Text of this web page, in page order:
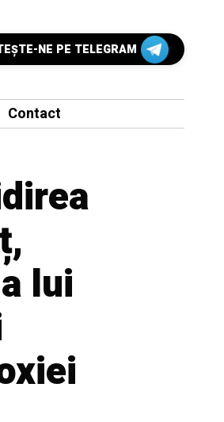
NE PE TELEGRAM
Contact
lui